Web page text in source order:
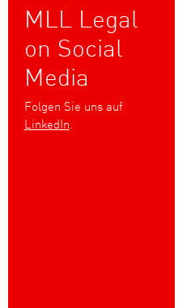
MLL Legal
on Social
Media
Folgen Sie uns auf
LinkedIn.